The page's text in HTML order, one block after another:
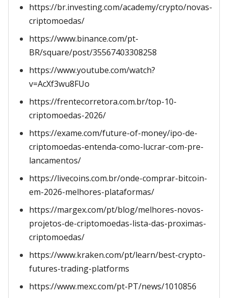
https://br.investing.com/academy/crypto/novas-
criptomoedas/
https://www.binance.com/pt-
BR/square/post/35567403308258
https://www.youtube.com/watch?
v=AcXf3wu8FUo
https://frentecorretora.com.br/top-10-
criptomoedas-2026/
https://exame.com/future-of-money/ipo-de-
criptomoedas-entenda-como-lucrar-com-pre-
lancamentos/
https://livecoins.com.br/onde-comprar-bitcoin-
em-2026-melhores-plataformas/
https://margex.com/pt/blog/melhores-novos-
projetos-de-criptomoedas-lista-das-proximas-
criptomoedas/
https://www.kraken.com/pt/learn/best-crypto-
futures-trading-platforms
https://www.mexc.com/pt-PT/news/1010856